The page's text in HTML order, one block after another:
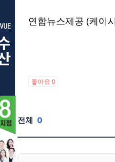
연합뉴스제공 (케이
좋아요 0
전체 0